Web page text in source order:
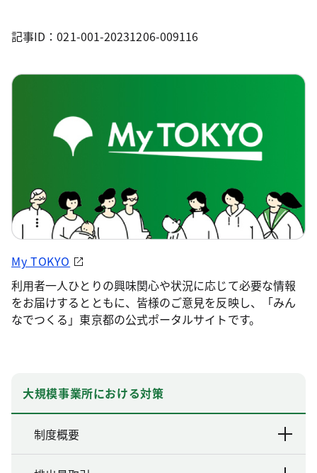
記事ID：021-001-20231206-009116
My TOKYO
利用者一人ひとりの興味関心や状況に応じて必要な情報
をお届けするとともに、皆様のご意見を反映し、「みん
なでつくる」東京都の公式ポータルサイトです。
大規模事業所における対策
制度概要